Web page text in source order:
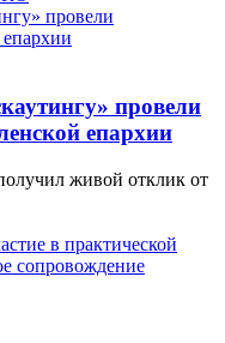
провели
епархии
живой отклик от